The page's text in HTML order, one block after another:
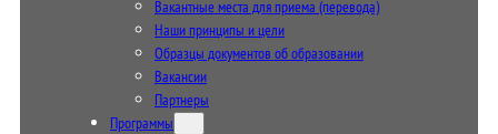
Вакантные места для приема (перевода)
Наши принципы и цели
Образцы документов об образовании
Вакансии
Партнеры
Программы